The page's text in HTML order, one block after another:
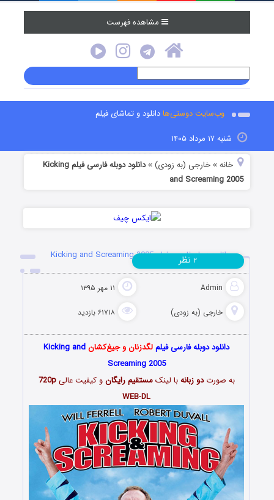
مشاهده فهرست
وب‌سایت دوستی‌هادانلود و تماشای فیلم
شنبه ۱۷ مرداد ۱۴۰۵
خانه »خارجی (به زودی) »
دانلود دوبله فارسی فیلم Kicking
and Screaming 2005
دانلود دوبله فارسی فیلم Kicking and Screaming 2005
Admin ۱۱ مهر ۱۳۹۵
خارجی (به زودی) ۶۱۷۱۸ بازدید
۲ نظر
دانلود دوبله فارسی فیلملگدزنان و جیغ‌کشانKicking and
Screaming 2005
به صورتدو زبانهبا لینکمستقیم رایگانو کیفیت عالی720p
WEB-DL